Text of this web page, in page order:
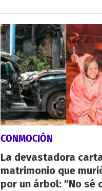
CONMOCIÓN
La devastadora
matrimonio que
por un árbol: "No sé